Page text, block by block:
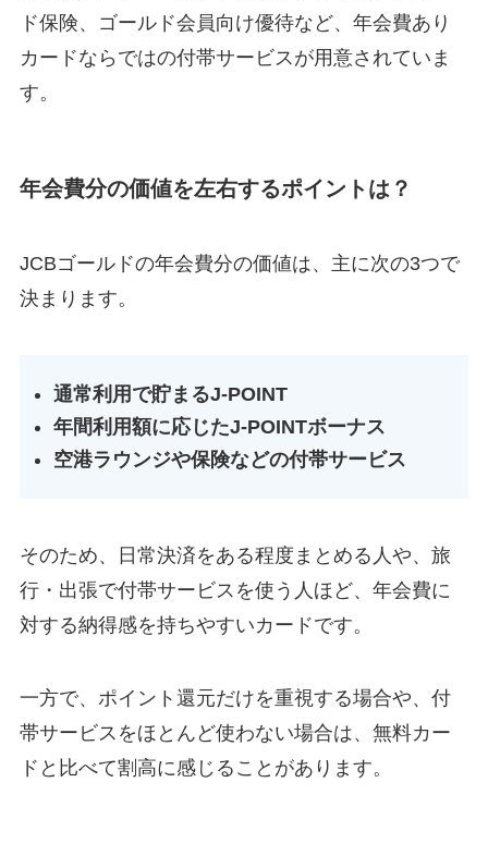
ド保険、ゴールド会員向け優待など、年会費あり
カードならではの付帯サービスが用意されていま
す。
年会費分の価値を左右するポイントは？
JCBゴールドの年会費分の価値は、主に次の3つで
決まります。
通常利用で貯まるJ-POINT
年間利用額に応じたJ-POINTボーナス
空港ラウンジや保険などの付帯サービス
そのため、日常決済をある程度まとめる人や、旅
行・出張で付帯サービスを使う人ほど、年会費に
対する納得感を持ちやすいカードです。
一方で、ポイント還元だけを重視する場合や、付
帯サービスをほとんど使わない場合は、無料カー
ドと比べて割高に感じることがあります。